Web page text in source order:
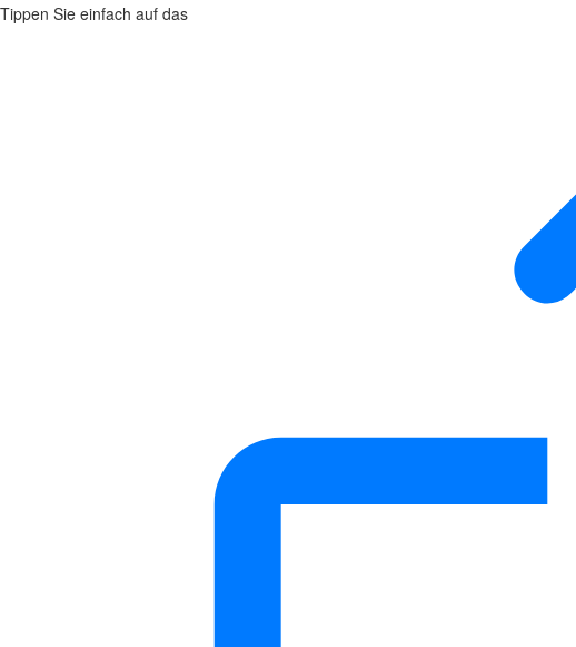
Tippen Sie einfach auf das